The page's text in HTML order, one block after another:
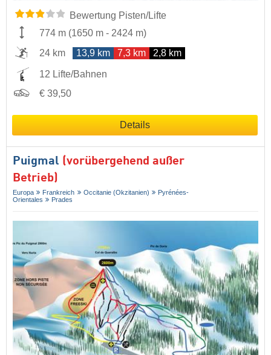
Bewertung Pisten/Lifte
774 m (1650 m - 2424 m)
24 km
13,9 km 7,3 km 2,8 km
12 Lifte/Bahnen
€ 39,50
Details
Puigmal (vorübergehend außer
Betrieb)
Europa Frankreich Occitanie (Okzitanien)
Pyrénées-
Orientales
Prades